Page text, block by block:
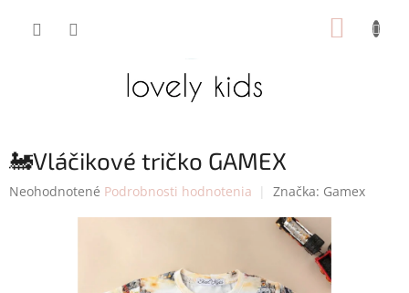
🚂Vláčikové tričko GAMEX
Priemerné
Neohodnotené Podrobnosti hodnotenia Značka: Gamex